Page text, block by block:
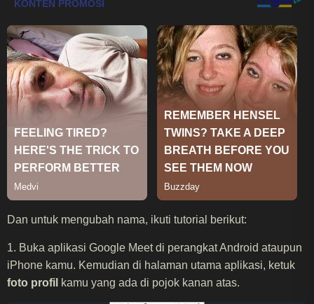
Dan untuk mengubah nama, ikuti tutorial berikut:
1. Buka aplikasi Google Meet di perangkat Android ataupun
iPhone kamu. Kemudian di halaman utama aplikasi, ketuk
foto profil kamu yang ada di pojok kanan atas.